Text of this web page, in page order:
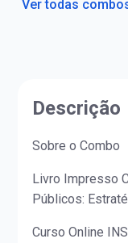
Ver todas
Descrição
Sobre o Combo
Livro Impresso
Públicos:
Curso Online